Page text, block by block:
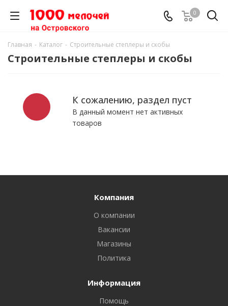
0
Главная - Каталог - Строительные степлеры и скобы
Строительные степлеры и скобы
К сожалению, раздел пуст
В данный момент нет активных
товаров
Компания
О компании
Вакансии
Магазины
Политика
Информация
Помощь